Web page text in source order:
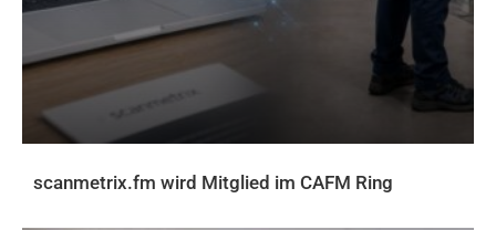
scanmetrix.fm wird Mitglied im CAFM Ring